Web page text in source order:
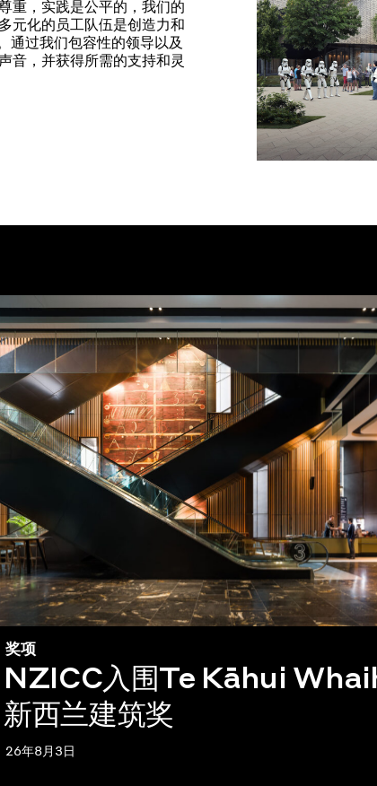
重，实践是公平的，我们的
元化的员工队伍是创造力和
通过我们包容性的领导以及
音，并获得所需的支持和灵
奖项
NZICC入围Te Kāhui
新西兰建筑奖
26年8月3日